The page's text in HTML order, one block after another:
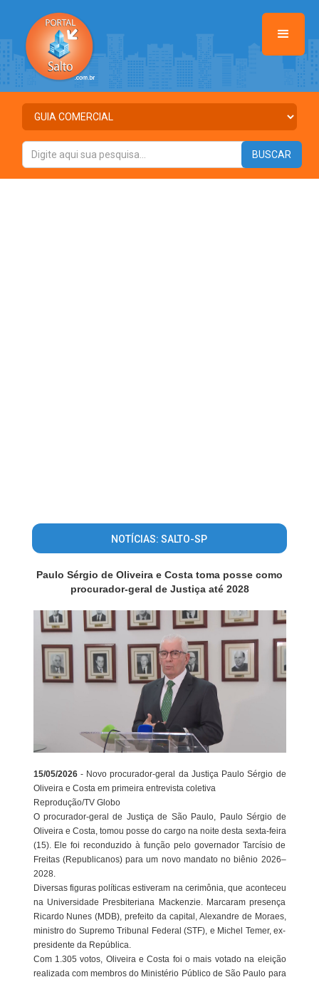
NOTÍCIAS: SALTO-SP
Paulo Sérgio de Oliveira e Costa toma posse como
procurador-geral de Justiça até 2028
15/05/2026 - Novo procurador-geral da Justiça Paulo Sérgio de
Oliveira e Costa em primeira entrevista coletiva
Reprodução/TV Globo
O procurador-geral de Justiça de São Paulo, Paulo Sérgio de
Oliveira e Costa, tomou posse do cargo na noite desta sexta-feira
(15). Ele foi reconduzido à função pelo governador Tarcísio de
Freitas (Republicanos) para um novo mandato no biênio 2026–
2028.
Diversas figuras políticas estiveram na cerimônia, que aconteceu
na Universidade Presbiteriana Mackenzie. Marcaram presença
Ricardo Nunes (MDB), prefeito da capital, Alexandre de Moraes,
ministro do Supremo Tribunal Federal (STF), e Michel Temer, ex-
presidente da República.
Com 1.305 votos, Oliveira e Costa foi o mais votado na eleição
realizada com membros do Ministério Público de São Paulo para